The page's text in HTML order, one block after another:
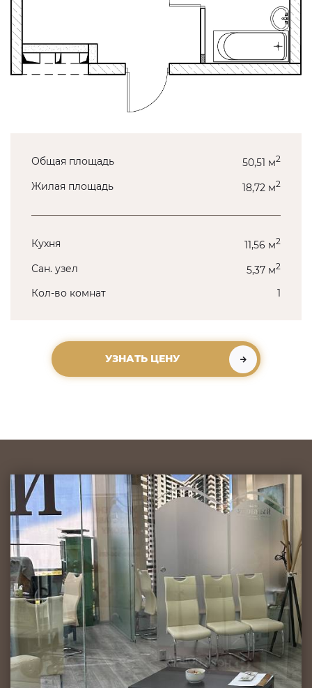
Общая площадь 50,51 м2
Жилая площадь 18,72 м2
Кухня 11,56 м2
Сан. узел 5,37 м2
Кол-во комнат 1
УЗНАТЬ ЦЕНУ